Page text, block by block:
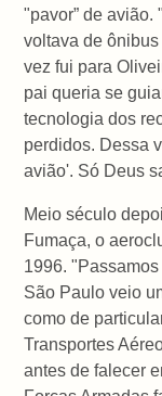
"pavor” de avião.
voltava de
vez fui para
pai queria se
tecnologia dos
perdidos. Dessa
avião'. Só Deus
Meio século
Fumaça, o
1996.
São Paulo veio
como de
Transportes
antes de falecer